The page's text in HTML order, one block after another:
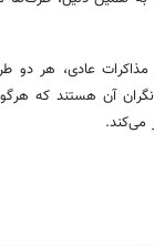
مذاکرات عادی، هر
نگران آن هستند که
می‌کند.